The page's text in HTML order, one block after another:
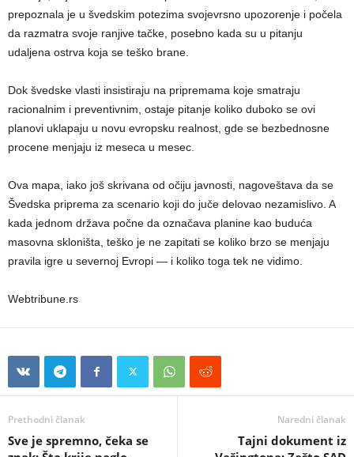
prepoznala je u švedskim potezima svojevrsno upozorenje i počela
da razmatra svoje ranjive tačke, posebno kada su u pitanju
udaljena ostrva koja se teško brane.
Dok švedske vlasti insistiraju na pripremama koje smatraju
racionalnim i preventivnim, ostaje pitanje koliko duboko se ovi
planovi uklapaju u novu evropsku realnost, gde se bezbednosne
procene menjaju iz meseca u mesec.
Ova mapa, iako još skrivana od očiju javnosti, nagoveštava da se
Švedska priprema za scenario koji do juče delovao nezamislivo. A
kada jednom država počne da označava planine kao buduća
masovna skloništa, teško je ne zapitati se koliko brzo se menjaju
pravila igre u severnoj Evropi — i koliko toga tek ne vidimo.
Webtribune.rs
Prethodni članak
Sve je spremno, čeka se
Naredni članak
Tajni dokument iz